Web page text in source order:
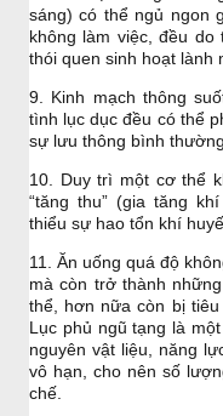
sáng) có thể ngủ ngon
không làm việc, đều
thói quen sinh hoạt lành
9. Kinh mạch thông
tình lục dục đều có thể
sự lưu thông bình
10. Duy trì một cơ thể
“tăng thu” (gia tăng
thiểu sự hao tổn khí
11. Ăn uống quá độ
mà còn trở thành
thể, hơn nữa còn bị
Lục phủ ngũ tạng là
nguyên vật liệu, năng
vô hạn, cho nên số
chế.